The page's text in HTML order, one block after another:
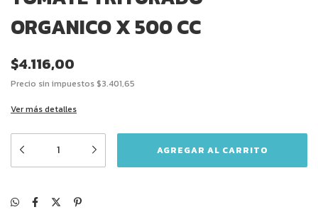
ORGANICO X 500 CC
$4.116,00
Precio sin impuestos$3.401,65
Ver más detalles